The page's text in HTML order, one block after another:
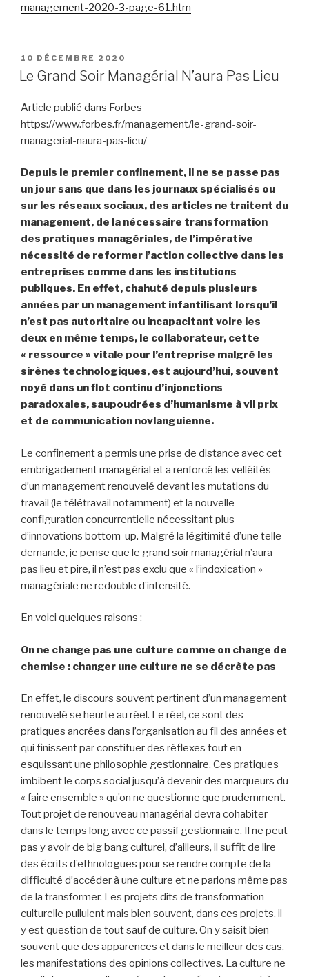
management-2020-3-page-61.htm
PUBLIÉ
LE
10 DÉCEMBRE 2020
Le Grand Soir Managérial N’aura Pas Lieu
Article publié dans Forbes
https://www.forbes.fr/management/le-grand-soir-
managerial-naura-pas-lieu/
Depuis le premier confinement, il ne se passe pas
un jour sans que dans les journaux spécialisés ou
sur les réseaux sociaux, des articles ne traitent du
management, de la nécessaire transformation
des pratiques managériales, de l’impérative
nécessité de reformer l’action collective dans les
entreprises comme dans les institutions
publiques. En effet, chahuté depuis plusieurs
années par un management infantilisant lorsqu’il
n’est pas autoritaire ou incapacitant voire les
deux en même temps, le collaborateur, cette
« ressource » vitale pour l’entreprise malgré les
sirènes technologiques, est aujourd’hui, souvent
noyé dans un flot continu d’injonctions
paradoxales, saupoudrées d’humanisme à vil prix
et de communication novlanguienne.
Le confinement a permis une prise de distance avec cet
embrigadement managérial et a renforcé les velléités
d’un management renouvelé devant les mutations du
travail (le télétravail notamment) et la nouvelle
configuration concurrentielle nécessitant plus
d’innovations bottom-up. Malgré la légitimité d’une telle
demande, je pense que le grand soir managérial n’aura
pas lieu et pire, il n’est pas exclu que « l’indoxication »
managériale ne redouble d’intensité.
En voici quelques raisons :
On ne change pas une culture comme on change de
chemise : changer une culture ne se décrète pas
En effet, le discours souvent pertinent d’un management
renouvelé se heurte au réel. Le réel, ce sont des
pratiques ancrées dans l’organisation au fil des années et
qui finissent par constituer des réflexes tout en
esquissant une philosophie gestionnaire. Ces pratiques
imbibent le corps social jusqu’à devenir des marqueurs du
« faire ensemble » qu’on ne questionne que prudemment.
Tout projet de renouveau managérial devra cohabiter
dans le temps long avec ce passif gestionnaire. Il ne peut
pas y avoir de big bang culturel, d’ailleurs, il suffit de lire
des écrits d’ethnologues pour se rendre compte de la
difficulté d’accéder à une culture et ne parlons même pas
de la transformer. Les projets dits de transformation
culturelle pullulent mais bien souvent, dans ces projets, il
y est question de tout sauf de culture. On y saisit bien
souvent que des apparences et dans le meilleur des cas,
les manifestations des opinions collectives. La culture ne